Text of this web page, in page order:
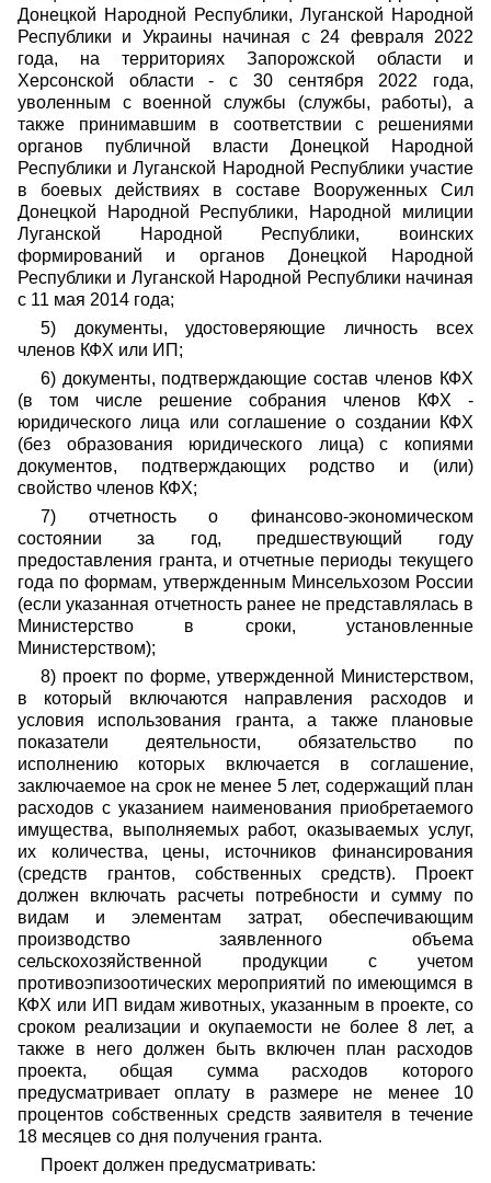
Донецкой Народной Республики, Луганской Народной
Республики и Украины начиная с 24 февраля 2022
года, на территориях Запорожской области и
Херсонской области - с 30 сентября 2022 года,
уволенным с военной службы (службы, работы), а
также принимавшим в соответствии с решениями
органов публичной власти Донецкой Народной
Республики и Луганской Народной Республики участие
в боевых действиях в составе Вооруженных Сил
Донецкой Народной Республики, Народной милиции
Луганской Народной Республики, воинских
формирований и органов Донецкой Народной
Республики и Луганской Народной Республики начиная
с 11 мая 2014 года;
5) документы, удостоверяющие личность всех
членов КФХ или ИП;
6) документы, подтверждающие состав членов КФХ
(в том числе решение собрания членов КФХ -
юридического лица или соглашение о создании КФХ
(без образования юридического лица) с копиями
документов, подтверждающих родство и (или)
свойство членов КФХ;
7) отчетность о финансово-экономическом
состоянии за год, предшествующий году
предоставления гранта, и отчетные периоды текущего
года по формам, утвержденным Минсельхозом России
(если указанная отчетность ранее не представлялась в
Министерство в сроки, установленные
Министерством);
8) проект по форме, утвержденной Министерством,
в который включаются направления расходов и
условия использования гранта, а также плановые
показатели деятельности, обязательство по
исполнению которых включается в соглашение,
заключаемое на срок не менее 5 лет, содержащий план
расходов с указанием наименования приобретаемого
имущества, выполняемых работ, оказываемых услуг,
их количества, цены, источников финансирования
(средств грантов, собственных средств). Проект
должен включать расчеты потребности и сумму по
видам и элементам затрат, обеспечивающим
производство заявленного объема
сельскохозяйственной продукции с учетом
противоэпизоотических мероприятий по имеющимся в
КФХ или ИП видам животных, указанным в проекте, со
сроком реализации и окупаемости не более 8 лет, а
также в него должен быть включен план расходов
проекта, общая сумма расходов которого
предусматривает оплату в размере не менее 10
процентов собственных средств заявителя в течение
18 месяцев со дня получения гранта.
Проект должен предусматривать: